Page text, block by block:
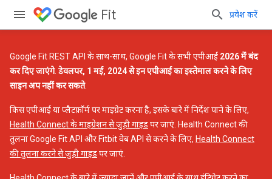
Fit प्रवेश करें
Google Fit REST API के साथ-साथ, Google Fit के सभी एपीआई 2026 में बंद
कर दिए जाएंगे. डेवलपर, 1 मई, 2024 से इन एपीआई का इस्तेमाल करने के लिए
साइन अप नहीं कर सकते.
किस एपीआई या प्लैटफ़ॉर्म पर माइग्रेट करना है, इसके बारे में निर्देश पाने के लिए,
Health Connect के माइग्रेशन से जुड़ी गाइडपर जाएं. Health Connect की
तुलना Google Fit API और Fitbit वेब API से करने के लिए, Health Connect
की तुलना करने से जुड़ी गाइडपर जाएं.